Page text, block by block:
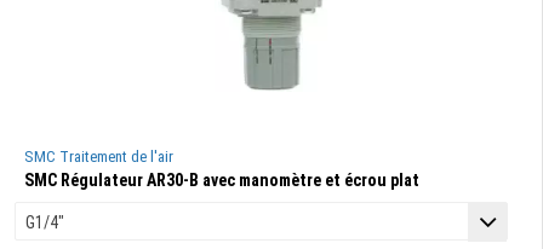
SMC Traitement de l'air
SMC Régulateur AR30-B avec manomètre et écrou plat